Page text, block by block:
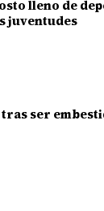
lleno de
juventudes
ser